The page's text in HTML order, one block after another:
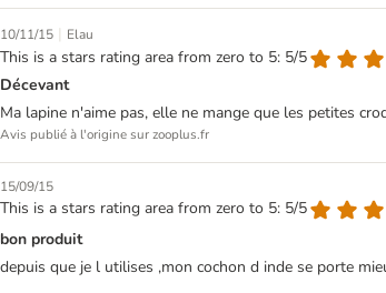
10/11/15 | Elau
This is a stars rating area from zero to 5: 5/5
Décevant
Ma lapine n'aime pas, elle ne mange que les petites
Avis publié à l'origine sur zooplus.fr
15/09/15
This is a stars rating area from zero to 5: 5/5
bon produit
depuis que je l utilises ,mon cochon d inde se porte